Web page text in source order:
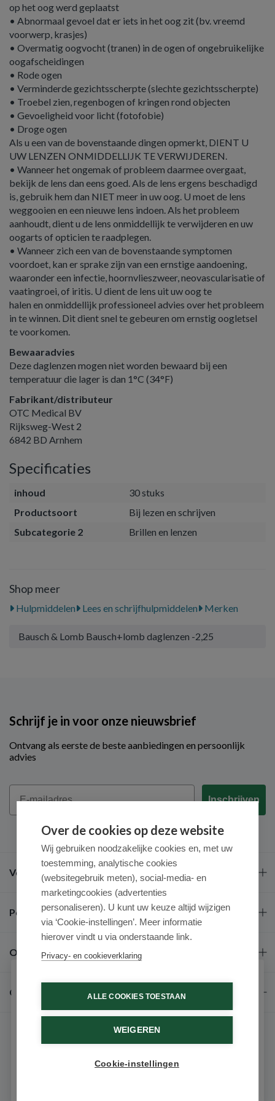
op het oog werd geplaatst
• Abnormaal gevoel dat er iets in het oog zit (bv. vreemd
voorwerp, krasjes)
• Overmatig oogvocht (tranen) in de ogen of ongebruikelijke
oogafscheidingen
• Rode ogen
• Verminderde gezichtsscherpte (slechte gezichtsscherpte)
• Troebel zien, regenbogen of kringen rond objecten
• Gevoeligheid voor licht (fotofobie)
• Droge ogen
Als u een van de bovenstaande dingen opmerkt, DIENT U
UW LENZEN ONMIDDELLIJK TE VERWIJDEREN.
• Wanneer het ongemak of probleem daarmee overgaat,
bekijk de lens dan eens goed. Als de lens ergens beschadigd
is, gebruik hem dan NIET meer in uw oog. U moet de lens
weggooien en een nieuwe lens indoen. Als het probleem
aanhoudt, dient u de lens onmiddellijk te verwijderen en uw
oogarts of opticien te raadplegen.
• Wanneer zich een van de bovenstaande symptomen
voordoet, kan er sprake zijn van een ernstige aandoening,
waaronder een infectie, hoornvlieszweer, neovascularisatie of
vaatingroei, of iritis. U dient de lens uit uw oog te
halen en onmiddellijk professioneel advies over het probleem
in te winnen. Dit dient snel te gebeuren om ernstig oogletsel
te voorkomen.
Bewaaradvies
Deze daglenzen mogen niet worden bewaard bij een
temperatuur die lager is dan 1°C (34°F)
Fabrikant/distributeur
OTC Medical BV
Rijksweg-West 2
6842 BD Arnhem
Specificaties
inhoud
30 stuks
Productsoort
Bij lezen en schrijven
Subcategorie 2
Brillen en lenzen
Shop meer
Hulpmiddelen Lees en schrijfhulpmiddelen Merken
Bausch & Lomb Bausch+lomb daglenzen -2,25
Schrijf je in voor onze nieuwsbrief
Ontvang als eerste de beste aanbiedingen en persoonlijk
advies
Email
Inschrijven
Veel gestelde vragen
Populaire merken
Over ons
Contact
Over de cookies op deze website
Wij gebruiken noodzakelijke cookies en, met uw
toestemming, analytische cookies
(websitegebruik meten), social-media- en
marketingcookies (advertenties
personaliseren). U kunt uw keuze altijd wijzigen
via ‘Cookie-instellingen’. Meer informatie
hierover vindt u via onderstaande link.
Privacy- en cookieverklaring
ALLE COOKIES TOESTAAN
WEIGEREN
Cookie-instellingen
Schrijf je in voor onze nieuwsbrief
Ontvang als eerste de beste aanbiedingen en persoonlijk
advies